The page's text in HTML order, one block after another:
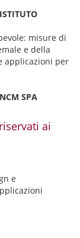
misure di
e della
applicazioni per
SPA
ai
e